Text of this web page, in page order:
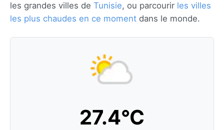
les grandes villes de Tunisie, ou parcourir les villes
les plus chaudes en ce moment dans le monde.
27.4°C